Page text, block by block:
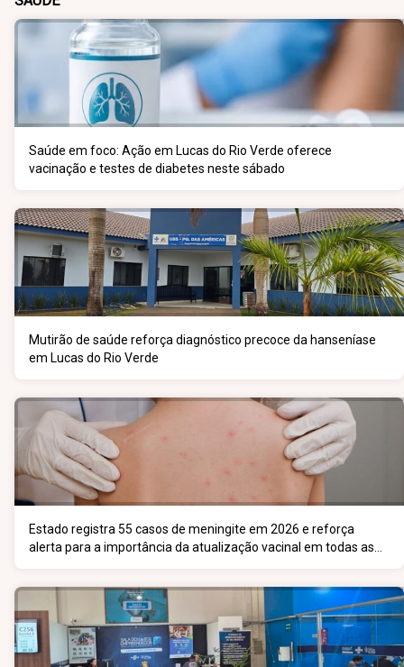
Saúde em foco: Ação em Lucas do Rio Verde oferece
vacinação e testes de diabetes neste sábado
Mutirão de saúde reforça diagnóstico precoce da hanseníase
em Lucas do Rio Verde
Estado registra 55 casos de meningite em 2026 e reforça
alerta para a importância da atualização vacinal em todas as